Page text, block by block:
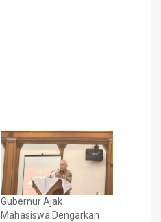
Gubernur Ajak
Mahasiswa Dengarkan